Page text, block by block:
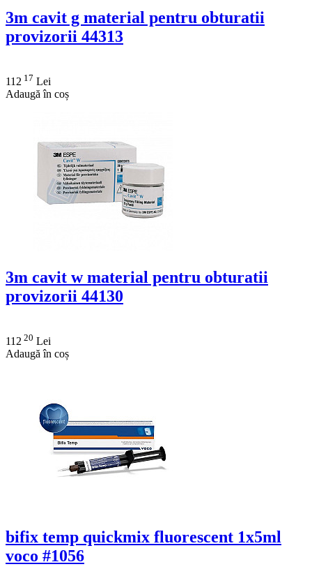
3m cavit g material pentru obturatii
provizorii 44313
112 17 Lei
Adaugă în coș
3m cavit w material pentru obturatii
provizorii 44130
112 20 Lei
Adaugă în coș
bifix temp quickmix fluorescent 1x5ml
voco #1056